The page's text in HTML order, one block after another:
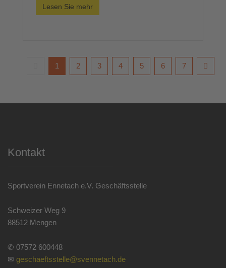
Lesen Sie mehr
1 2 3 4 5 6 7
Kontakt
Sportverein Ennetach e.V. Geschäftsstelle
Schweizer Weg 9
88512 Mengen
✆ 07572 600448
✉ geschaeftsstelle@svennetach.de